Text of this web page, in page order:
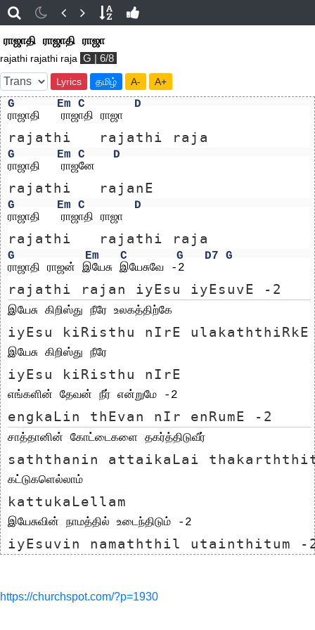
ராஜாதி ராஜாதி ராஜா
rajathi rajathi raja G | 6/8
Lyrics தமிழ் A- A+
G Em C
D
ராஜாதி   ராஜாதி ராஜா
rajathi   rajathi raja
G Em C
D
ராஜாதி   ராஜனே
rajathi   rajanE
G Em C
D
ராஜாதி   ராஜாதி ராஜா
rajathi   rajathi raja
G Em C G D7
G
ராஜாதி ராஜன் இயேசு இயேசுவே -2
rajathi rajan iyEsu iyEsuvE -2
இயேசு கிறிஸ்து நீரே உலகத்திற்கே
iyEsu kiRisthu nIrE ulakaththiRkE
இயேசு கிறிஸ்து நீரே
iyEsu kiRisthu nIrE
எங்களின் தேவன் நீர் என்றுமே -2
engkaLin thEvan nIr enRumE -2
சாத்தானின் கோட்டைகளை தகர்த்திடுவீர்
saththanin attaikaLai
கட்டுகளெல்லாம்
kattukaLellam
இயேசுவின் நாமத்தில் உடைந்திடும் -2
iyEsuvin namaththil utainthitum -
https://churchspot.com/?p=1930